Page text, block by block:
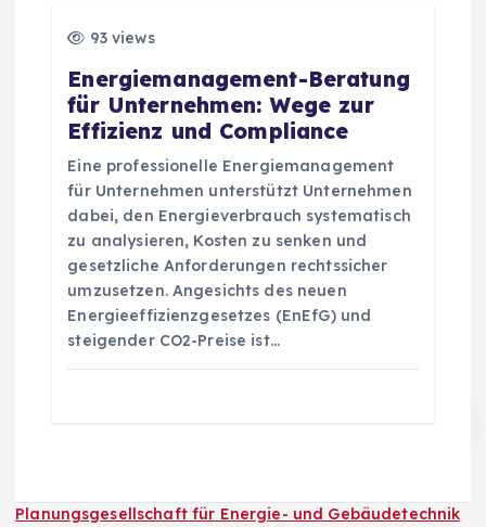
93 views
Energiemanagement-Beratung
für Unternehmen: Wege zur
Effizienz und Compliance
Eine professionelle Energiemanagement
für Unternehmen unterstützt Unternehmen
dabei, den Energieverbrauch systematisch
zu analysieren, Kosten zu senken und
gesetzliche Anforderungen rechtssicher
umzusetzen. Angesichts des neuen
Energieeffizienzgesetzes (EnEfG) und
steigender CO2-Preise ist…
Planungsgesellschaft für Energie- und Gebäudetechnik